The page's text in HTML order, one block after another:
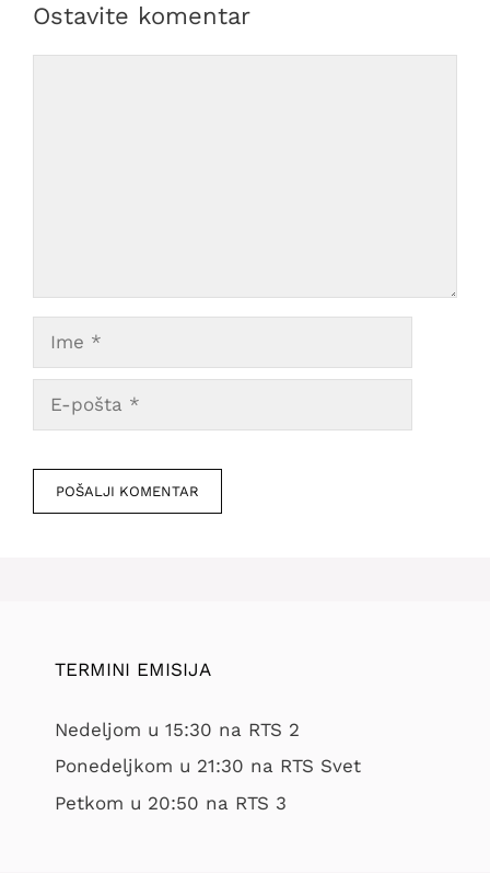
Ostavite komentar
pošta
mesto
TERMINI EMISIJA
Nedeljom u 15:30 na RTS 2
Ponedeljkom u 21:30 na RTS Svet
Petkom u 20:50 na RTS 3